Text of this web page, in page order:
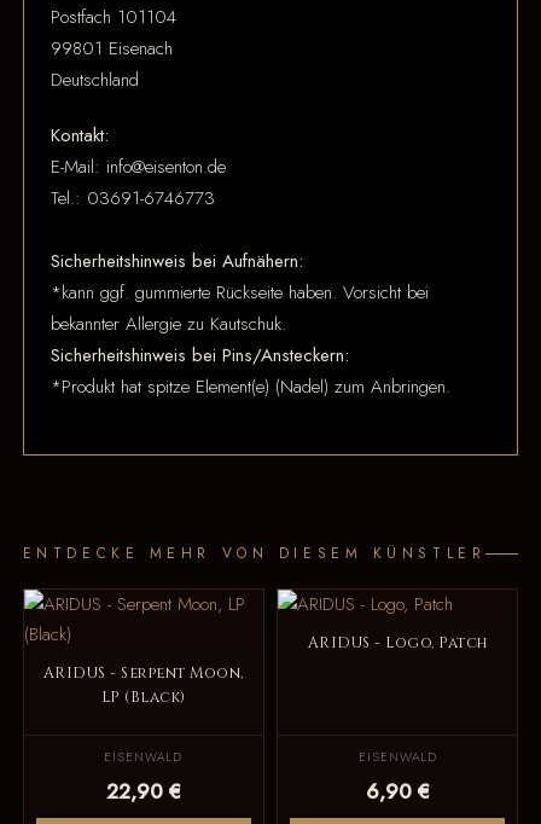
Postfach 101104
99801 Eisenach
Deutschland
Kontakt:
E-Mail: info@eisenton.de
Tel.: 03691-6746773
Sicherheitshinweis bei Aufnähern:
*kann ggf. gummierte Rückseite haben. Vorsicht bei
bekannter Allergie zu Kautschuk.
Sicherheitshinweis bei Pins/Ansteckern:
*Produkt hat spitze Element(e) (Nadel) zum Anbringen.
ENTDECKE MEHR VON DIESEM KÜNSTLER
ARIDUS - Serpent Moon,
LP (Black)
EISENWALD
22,90 €
ARIDUS - Logo, Patch
EISENWALD
6,90 €